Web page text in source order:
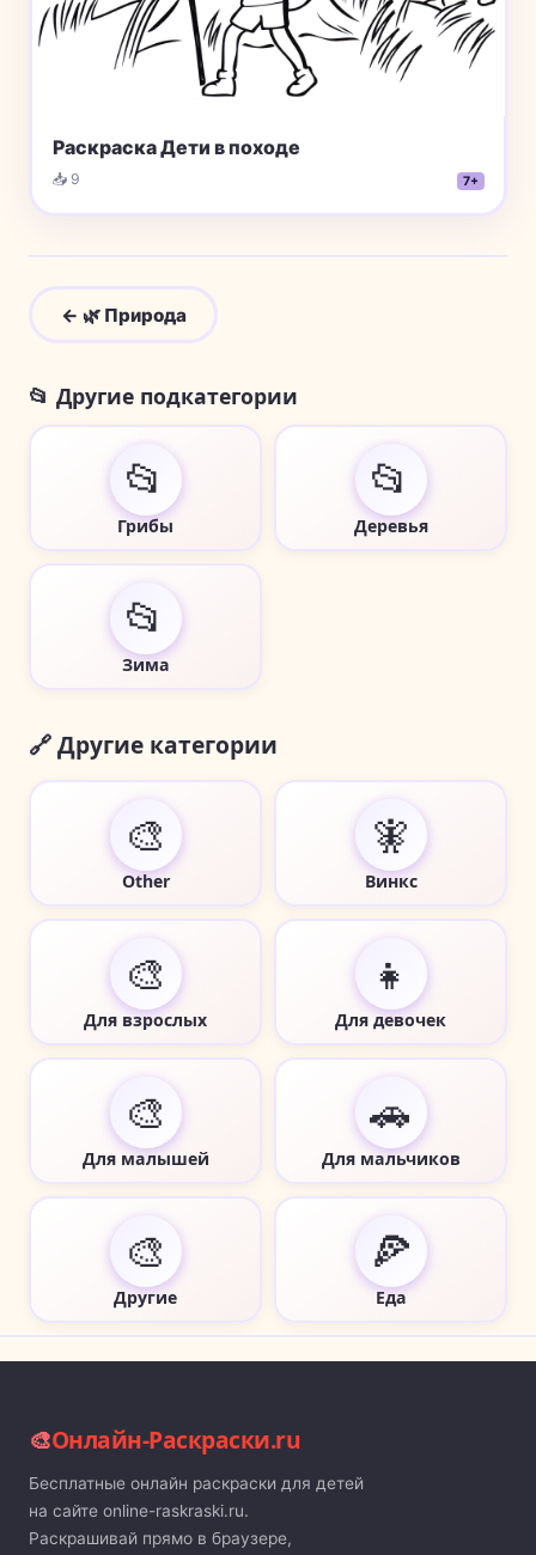
Раскраска Дети в походе
📥 9 7+
← 🌿 Природа
📂 Другие подкатегории
📂
Грибы
📂
Деревья
📂
Зима
🔗 Другие категории
🎨
Other
🧚
Винкс
🎨
Для взрослых
👧
Для девочек
🎨
Для малышей
🚗
Для мальчиков
🎨
Другие
🍕
Еда
🎨Онлайн-Раскраски.ru
Бесплатные онлайн раскраски для детей
на сайте online-raskraski.ru.
Раскрашивай прямо в браузере,